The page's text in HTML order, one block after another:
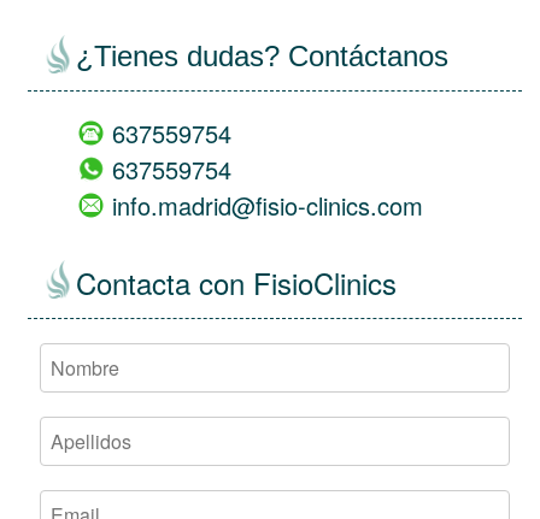
¿Tienes dudas? Contáctanos
637559754
637559754
info.madrid@fisio-clinics.com
Contacta con FisioClinics